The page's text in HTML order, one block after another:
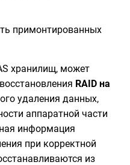
примонтированных
хранилищ, может
RAID на
удаления данных,
аппаратной части
информация
при корректной
из